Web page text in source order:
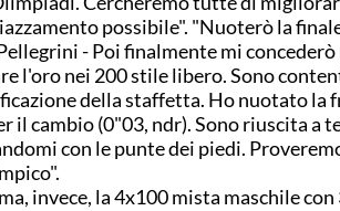
possibile". "Nuoterò la
- Poi finalmente mi
l'oro nei 200 stile libero. Sono
della staffetta. Ho nuotato la
il cambio (0"03, ndr). Sono riuscita a
con le punte dei piedi.
invece, la 4x100 mista maschile con